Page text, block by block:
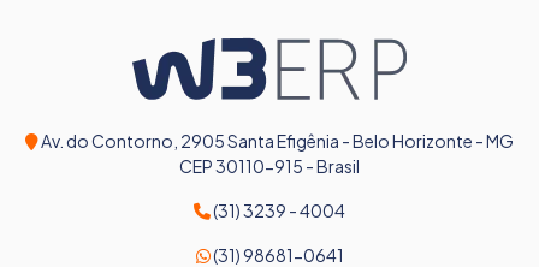
Av. do Contorno, 2905 Santa Efigênia - Belo Horizonte - MG
CEP 30110-915 - Brasil
(31) 3239 - 4004
(31) 98681-0641